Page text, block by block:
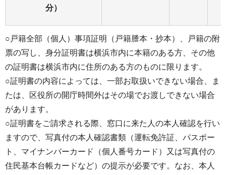
分）
○戸籍全部（個人）事項証明（戸籍謄本・抄本）、戸籍の附
票の写し、身分証明書は横浜市内に本籍のある方、その他
の証明書は横浜市内に住所のある方のものに限ります。
○証明書の内容によっては、一部お取扱いできない場合、ま
たは、区役所の開庁時間外はその場でお渡しできない場合
があります。
○証明書をご請求される際、窓口に来た人の本人確認を行い
ますので、写真付の本人確認書類（運転免許証、パスポー
ト、マイナンバーカード（個人番号カード）又は写真付の
住民基本台帳カードなど）の提示が必要です。なお、本人